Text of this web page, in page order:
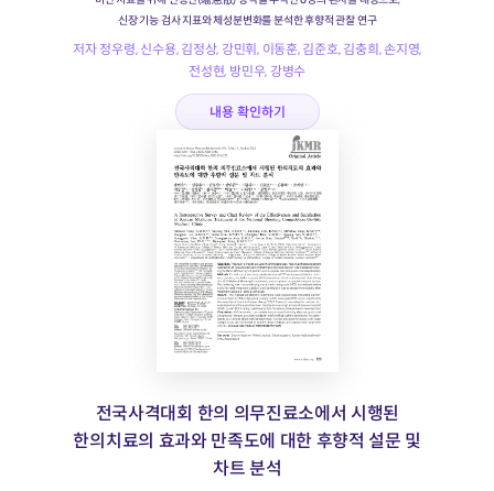
신장 기능 검사 지표와 체성분변화를 분석한 후향적 관찰 연구
저자 정우령, 신수용, 김정상, 강민휘, 이동훈, 김준호, 김충희, 손지영,
전성현, 방민우, 강병수
내용 확인하기
전국사격대회 한의 의무진료소에서 시행된
한의치료의 효과와 만족도에 대한 후향적 설문 및
차트 분석